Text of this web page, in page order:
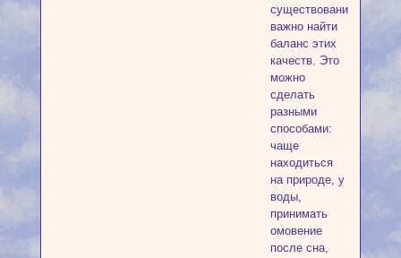
существования
важно найти
баланс этих
качеств. Это
можно
сделать
разными
способами:
чаще
находиться
на природе, у
воды,
принимать
омовение
после сна,